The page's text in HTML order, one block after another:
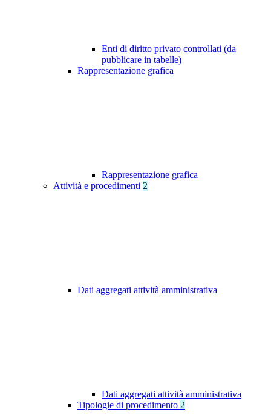
Enti di diritto privato controllati (da
pubblicare in tabelle)
Rappresentazione grafica
Rappresentazione grafica
Attività e procedimenti 2
Dati aggregati attività amministrativa
Dati aggregati attività amministrativa
Tipologie di procedimento 2